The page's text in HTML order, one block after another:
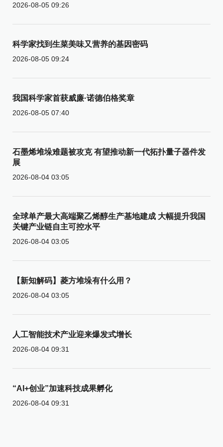
2026-08-05 09:26
科学家找到生菜美味又营养的基因密码
2026-08-05 09:24
我国科学家首获威廉·诺德伯格奖章
2026-08-05 07:40
石墨烯堆垛难题被攻克 有望推动新一代拓扑量子器件发
展
2026-08-04 03:05
全球单产最大高端聚乙烯醇生产基地建成 大幅提升我国
关键产业链自主可控水平
2026-08-04 03:05
【新知解码】菱方堆垛有什么用？
2026-08-04 03:05
人工智能技术产业迎来爆发式增长
2026-08-04 09:31
“AI+创业”加速科技成果孵化
2026-08-04 09:31